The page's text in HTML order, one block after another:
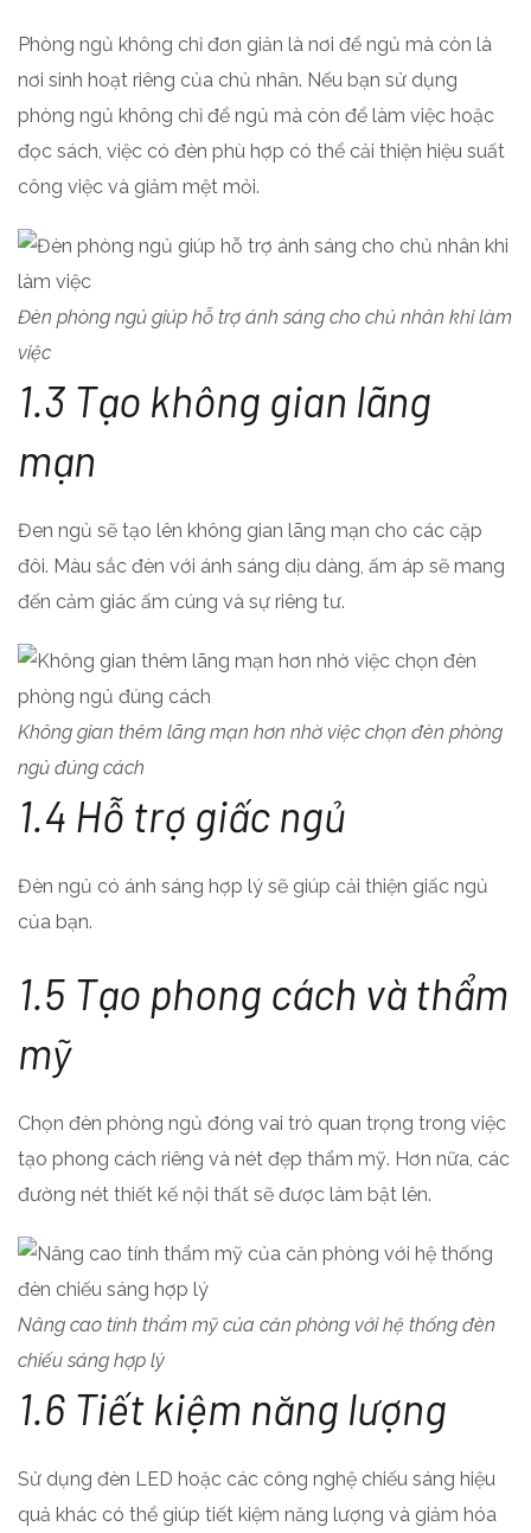
Phòng ngủ không chỉ đơn giản là nơi để ngủ mà còn là
nơi sinh hoạt riêng của chủ nhân. Nếu bạn sử dụng
phòng ngủ không chỉ để ngủ mà còn để làm việc hoặc
đọc sách, việc có đèn phù hợp có thể cải thiện hiệu suất
công việc và giảm mệt mỏi.
Đèn phòng ngủ giúp hỗ trợ ánh sáng cho chủ nhân khi làm
việc
1.3 Tạo không gian lãng
mạn
Đen ngủ sẽ tạo lên không gian lãng mạn cho các cặp
đôi. Màu sắc đèn với ánh sáng dịu dàng, ấm áp sẽ mang
đến cảm giác ấm cúng và sự riêng tư.
Không gian thêm lãng mạn hơn nhờ việc chọn đèn phòng
ngủ đúng cách
1.4 Hỗ trợ giấc ngủ
Đèn ngủ có ánh sáng hợp lý sẽ giúp cải thiện giấc ngủ
của bạn.
1.5 Tạo phong cách và thẩm
mỹ
Chọn đèn phòng ngủ đóng vai trò quan trọng trong việc
tạo phong cách riêng và nét đẹp thẩm mỹ. Hơn nữa, các
đường nét thiết kế nội thất sẽ được làm bật lên.
Nâng cao tính thẩm mỹ của căn phòng với hệ thống đèn
chiếu sáng hợp lý
1.6 Tiết kiệm năng lượng
Sử dụng đèn LED hoặc các công nghệ chiếu sáng hiệu
quả khác có thể giúp tiết kiệm năng lượng và giảm hóa